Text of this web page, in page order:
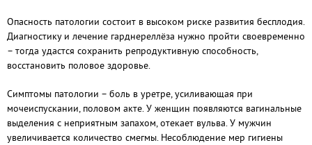
Опасность патологии состоит в высоком риске развития бесплодия.
Диагностику и лечение гарднереллёза нужно пройти своевременно
– тогда удастся сохранить репродуктивную способность,
восстановить половое здоровье.
Симптомы патологии – боль в уретре, усиливающая при
мочеиспускании, половом акте. У женщин появляются вагинальные
выделения с неприятным запахом, отекает вульва. У мужчин
увеличивается количество смегмы. Несоблюдение мер гигиены